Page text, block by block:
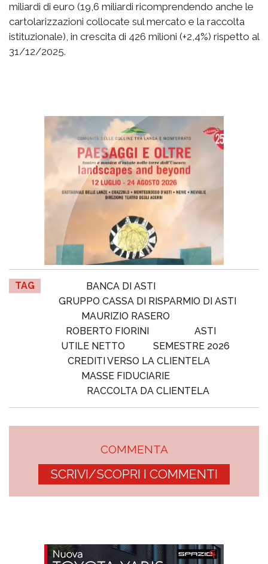
miliardi di euro (19,6 miliardi ricomprendendo anche le
cartolarizzazioni collocate sul mercato e la raccolta
istituzionale), in crescita di 426 milioni (+2,4%) rispetto al
31/12/2025.
TAG
BANCA DI ASTI
GRUPPO CASSA DI RISPARMIO DI ASTI
MAURIZIO RASERO
ROBERTO FIORINI
ASTI
UTILE NETTO
SEMESTRE 2026
CREDITI VERSO LA CLIENTELA
MASSE FIDUCIARIE
RACCOLTA DA CLIENTELA
COMMENTA
SCRIVI/SCOPRI I COMMENTI